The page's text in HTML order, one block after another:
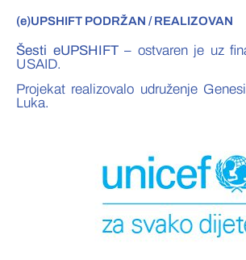
(e)UPSHIFT PODRŽAN / REALIZOVAN
Šesti eUPSHIFT– ostvaren je uz
USAID.
Projekat realizovalo udruženje
Luka.